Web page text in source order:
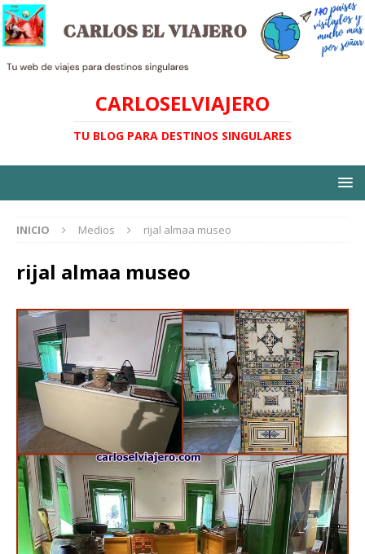
CARLOSELVIAJERO
TU BLOG PARA DESTINOS SINGULARES
INICIO Medios rijal almaa museo
rijal almaa museo